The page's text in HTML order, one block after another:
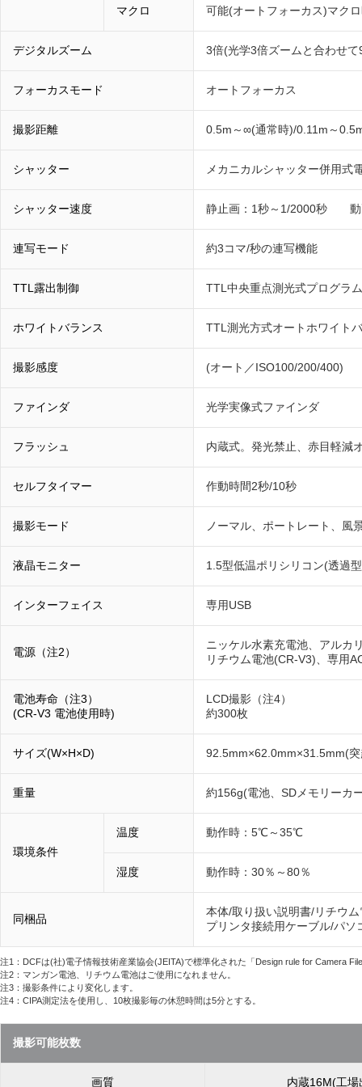
マクロ 可能(オートフォーカス)マク
デジタルズーム 3倍(光学3倍ズームと合わせ
フォーカスモード オートフォーカス
撮影距離 0.5m～∞(通常時)/0.11m～
シャッター メカニカルシャッター併用式
シャッター速度 静止画：1秒～1/2000秒 動
連写モード 約3コマ/秒の連写機能
TTL露出制御 TTL中央重点測光式プログラ
ホワイトバランス TTL測光方式オートホワイト
撮影感度 (オート／ISO100/200/400)
ファインダ 光学実像式ファインダ
フラッシュ 内蔵式。発光禁止、赤目軽減
セルフタイマー 作動時間2秒/10秒
撮影モード ノーマル、ポートレート、風
液晶モニター 1.5型低温ポリシリコン(透過
インターフェイス 専用USB
電源（注2）
ニッケル水素充電池、アルカ
リチウム電池(CR-V3)、専用
電池寿命（注3）
(CR-V3 電池使用時)
LCD撮影（注4）
約300枚
サイズ(W×H×D) 92.5mm×62.0mm×31.5mm(
重量 約156g(電池、SDメモリーカ
環境条件
温度 動作時：5℃～35℃
湿度 動作時：30％～80％
同梱品
本体/取り扱い説明書/リチウ
プリンタ接続用ケーブル/パ
注1：DCFは(社)電子情報技術産業協会(JEITA)で標準化された「Design rule for Camera
注2：マンガン電池、リチウム電池はご使用になれません。
注3：撮影条件により変化します。
注4：CIPA測定法を使用し、10枚撮影毎の休憩時間は5分とする。
撮影可能枚数
画質 内蔵16M(工